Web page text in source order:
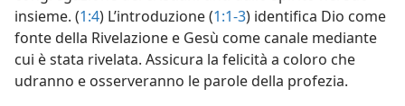
insieme. (1:4) L’introduzione (1:1-3) identifica Dio come
fonte della Rivelazione e Gesù come canale mediante
cui è stata rivelata. Assicura la felicità a coloro che
udranno e osserveranno le parole della profezia.